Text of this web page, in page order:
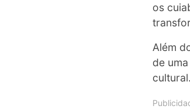
os
Além
de